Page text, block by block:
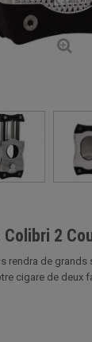
Colibri 2
rendra de grands
cigare de deux